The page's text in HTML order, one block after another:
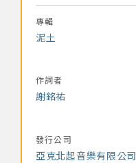
專輯
泥土
作詞者
謝銘祐
發行公司
亞克北起音樂有限公司